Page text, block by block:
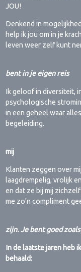
JOU!
Denkend in
help ik jou om in je
leven weer zelf kunt
bent in je eigen reis
Ik geloof in diversiteit,
psychologische
in een geheel waar
begeleiding.
mij
Klanten zeggen over
laagdrempelig, vrolijk
en dat ze bij mij
me zo'n compliment
zijn. Je bent goed
In de laatste jaren heb
behaald: